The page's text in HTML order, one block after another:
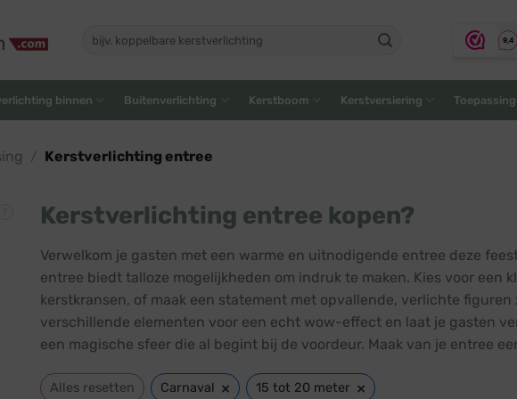
naar:
binnen Buitenverlichting Kerstboom Kerstversiering
Kerstverlichting entree
Kerstverlichting entree kopen?
Verwelkom je gasten met een warme en uitnodigende entree deze
entree biedt talloze mogelijkheden om indruk te maken. Kies voor een
kerstkransen, of maak een statement met opvallende, verlichte
verschillende elementen voor een echt wow-effect en laat je gasten
een magische sfeer die al begint bij de voordeur. Maak van je entree
Alles resetten Carnaval × 15 tot 20 meter ×